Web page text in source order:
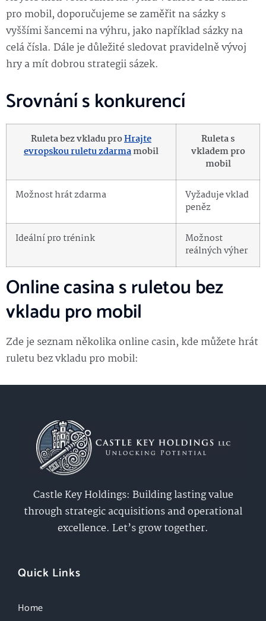
pro mobil, doporučujeme se zaměřit na sázky s
vyššími šancemi na výhru, jako například sázky na
celá čísla. Dále je důležité sledovat pravidelně vývoj
hry a mít dobrou strategii sázek.
Srovnání s konkurencí
Ruleta bez vkladu proHrajte
evropskou ruletu zdarmamobil
Ruleta s
vkladem pro
mobil
Možnost hrát zdarma
Vyžaduje vklad
peněz
Ideální pro trénink
Možnost
reálných výher
Online casina s ruletou bez
vkladu pro mobil
Zde je seznam několika online casin, kde můžete hrát
ruletu bez vkladu pro mobil:
Castle Key Holdings: Building lasting value
through strategic acquisitions and operational
excellence. Let’s grow together.
Quick Links
Home